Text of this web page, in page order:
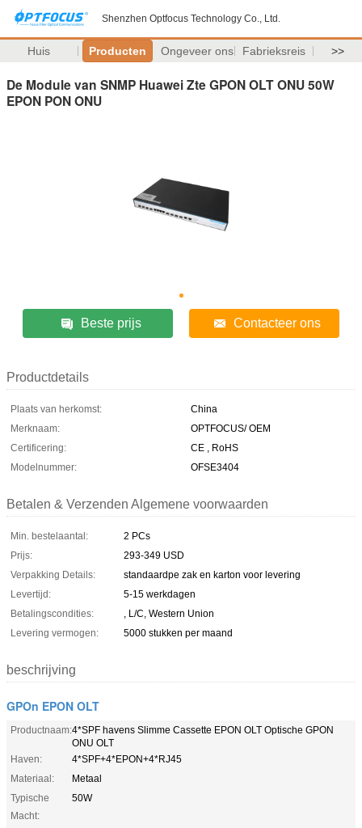
Shenzhen Optfocus Technology Co., Ltd.
Huis Producten Ongeveer ons Fabrieksreis >>
De Module van SNMP Huawei Zte GPON OLT ONU 50W
EPON PON ONU
Beste prijs Contacteer ons
Productdetails
Plaats van herkomst:
China
Merknaam:
OPTFOCUS/ OEM
Certificering:
CE , RoHS
Modelnummer:
OFSE3404
Betalen & Verzenden Algemene voorwaarden
Min. bestelaantal:
2 PCs
Prijs:
293-349 USD
Verpakking Details:
standaardpe zak en karton voor levering
Levertijd:
5-15 werkdagen
Betalingscondities:
, L/C, Western Union
Levering vermogen:
5000 stukken per maand
beschrijving
GPOn EPON OLT
Productnaam:4*SPF havens Slimme Cassette EPON OLT Optische GPON
ONU OLT
Haven:
4*SPF+4*EPON+4*RJ45
Materiaal:
Metaal
Typische
Macht:
50W